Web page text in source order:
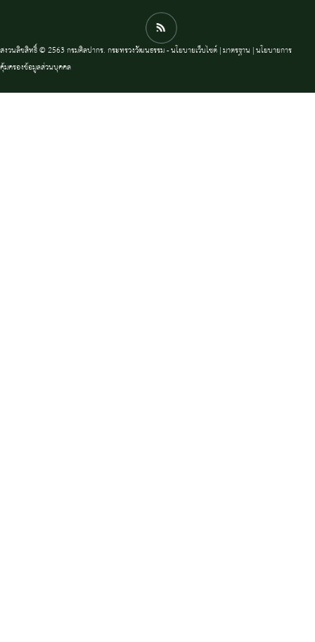
สงวนลิขสิทธิ์ © 2563 กรมศิลปากร. กระทรวงวัฒนธรรม -นโยบายเว็บไซต์|มาตรฐาน |นโยบายการ
คุ้มครองข้อมูลส่วนบุคคล